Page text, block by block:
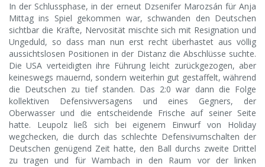
In der Schlussphase, in der erneut Dzsenifer Marozsán für Anja
Mittag ins Spiel gekommen war, schwanden den Deutschen
sichtbar die Kräfte, Nervosität mischte sich mit Resignation und
Ungeduld, so dass man nun erst recht überhastet aus völlig
aussichtslosen Positionen in der Distanz die Abschlüsse suchte.
Die USA verteidigten ihre Führung leicht zurückgezogen, aber
keineswegs mauernd, sondern weiterhin gut gestaffelt, während
die Deutschen zu tief standen. Das 2:0 war dann die Folge
kollektiven Defensivversagens und eines Gegners, der
Oberwasser und die entscheidende Frische auf seiner Seite
hatte. Leupolz ließ sich bei eigenem Einwurf von Holiday
wegchecken, die durch das schlechte Defensivumschalten der
Deutschen genügend Zeit hatte, den Ball durchs zweite Drittel
zu tragen und für Wambach in den Raum vor der linken